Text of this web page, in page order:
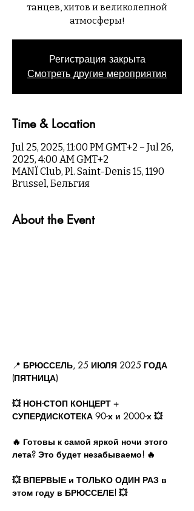
танцев, хитов и великолепной
атмосферы!
Регистрация закрыта
Смотреть другие мероприятия
Time & Location
Jul 25, 2025, 11:00 PM GMT+2 – Jul 26,
2025, 4:00 AM GMT+2
MANÏ Club, Pl. Saint-Denis 15, 1190
Brussel, Бельгия
About the Event
📍 БРЮССЕЛЬ, 25 ИЮЛЯ 2025 ГОДА
(ПЯТНИЦА)
💥 НОН-СТОП КОНЦЕРТ +
СУПЕРДИСКОТЕКА 90-х и 2000-х 💥
🔥 Готовы к самой яркой ночи этого
лета? Это будет незабываемо! 🔥
💥 ВПЕРВЫЕ и ТОЛЬКО ОДИН РАЗ в
этом году в БРЮССЕЛЕ! 💥